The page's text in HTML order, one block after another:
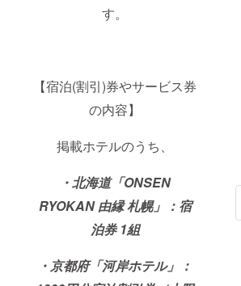
す。
【宿泊(割引)券やサービス券
の内容】
掲載ホテルのうち、
・北海道「ONSEN
RYOKAN 由縁 札幌」：宿
泊券 1組
・京都府「河岸ホテル」：